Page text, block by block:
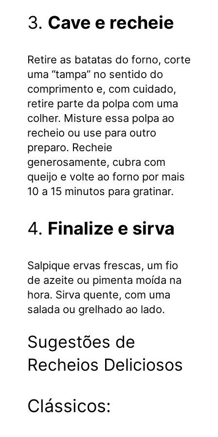
3. Cave e recheie
Retire as batatas do forno, corte
uma “tampa” no sentido do
comprimento e, com cuidado,
retire parte da polpa com uma
colher. Misture essa polpa ao
recheio ou use para outro
preparo. Recheie
generosamente, cubra com
queijo e volte ao forno por mais
10 a 15 minutos para gratinar.
4. Finalize e sirva
Salpique ervas frescas, um fio
de azeite ou pimenta moída na
hora. Sirva quente, com uma
salada ou grelhado ao lado.
Sugestões de
Recheios Deliciosos
Clássicos: